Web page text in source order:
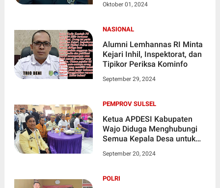
Menkumham
Oktober 01, 2024
NASIONAL
Alumni Lemhannas RI Minta
Kejari Inhil, Inspektorat, dan
Tipikor Periksa Kominfo
September 29, 2024
PEMPROV SULSEL
Ketua APDESI Kabupaten
Wajo Diduga Menghubungi
Semua Kepala Desa untuk
Arrahman
September 20, 2024
POLRI